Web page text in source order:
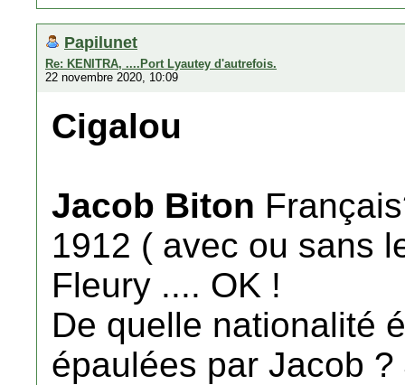
Papilunet
Re: KENITRA, ....Port Lyautey d'autrefois.
22 novembre 2020, 10:09
Cigalou
Jacob Biton
1912 ( avec ou sans
Fleury .... OK !
De quelle nationalité
épaulées par Jacob